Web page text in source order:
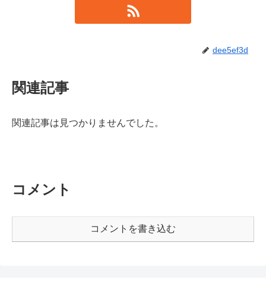
dee5ef3d
関連記事
関連記事は見つかりませんでした。
コメント
コメントを書き込む